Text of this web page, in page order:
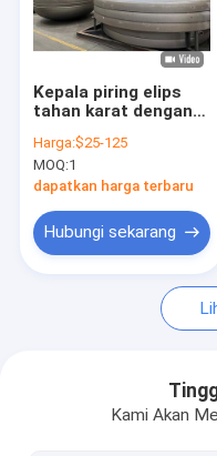
Tur Pabrik
Berita
kasus
Kepala piring elips
Kapal Tekanan
Kepala piring elips
tahan karat dengan
dingin dan dimensi
yang dapat
disesuaikan untuk
Harga:$25-125
MOQ:1
dapatkan harga terbaru
Hubungi sekarang
Kami Akan